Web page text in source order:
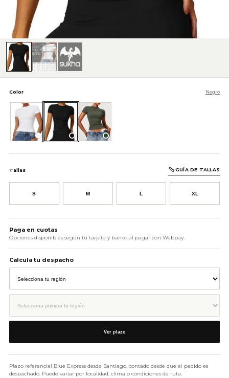
Color Negro
Blanco Negro Verde Oscuro
Tallas GUÍA DE TALLAS
S M L XL
AÑADIR AL CARRITO
Paga en cuotas
Opciones disponibles según tu tarjeta y banco al pagar con Webpay.
Calcula tu despacho
Ver plazo
Plazo referencial Blue Express desde Santiago, contado desde que el pedido es
despachado. Puede variar por localidad, clima o condiciones de ruta.